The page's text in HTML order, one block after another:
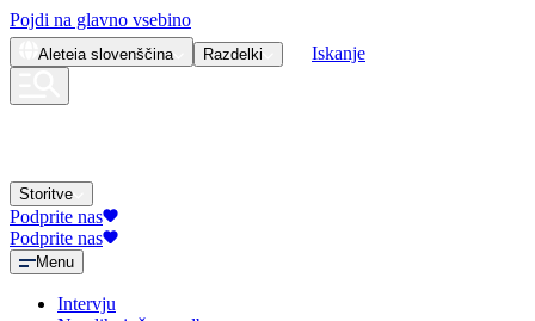
Pojdi na glavno vsebino
Aleteia slovenščina Razdelki Iskanje
Storitve
Podprite nas
Podprite nas
Menu
Intervju